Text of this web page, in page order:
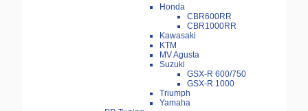
Honda
CBR600RR
CBR1000RR
Kawasaki
KTM
MV Agusta
Suzuki
GSX-R 600/750
GSX-R 1000
Triumph
Yamaha